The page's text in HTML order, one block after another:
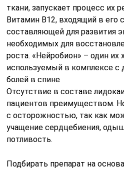
ткани, запускает процесс их
Витамин В12, входящий в его
составляющей для развития
необходимых для
роста. «Нейробион» – один их
используемый в комплексе с
болей в спине
Отсутствие в составе
пациентов преимуществом.
с осторожностью, так как
учащение сердцебиения,
потливость.
Подбирать препарат на